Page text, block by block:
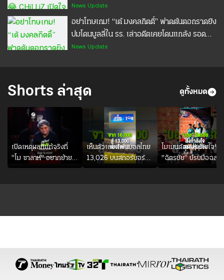
ครองใจแฟนคลับ
News Update
อย่าโทษเกม! “เต้ มงคลกิตติ์” ฟาดต้นตอกราดยิง
ปมโดนบูลลี่ใน รร. เล่าอดีตเคยโดนแกล้ง รอด
เพราะรุ่นพี่ช่วย #เทพศิรินทร์นนทบุรี #ไทยรัฐ
News Update
Shorts ล่าสุด ดูทั้งหมด
เปิดเหตุผลที่แท้จริงที่
"โม ซาลาห์" อยากย้าย
ซบ "แทร็บซอนสปอร์"
เห็นตัวเลขแฟนบอลไทย
13,026 บนสกอร์บอร์ด
แล้วแอบใจหาย น้อยกว่า
โมเมนต์สุดประทับใจ!
"ฉัตรชัย" ปรบมือฉลอ
ประตูแรกให้ดาวรุ่ง "เจ